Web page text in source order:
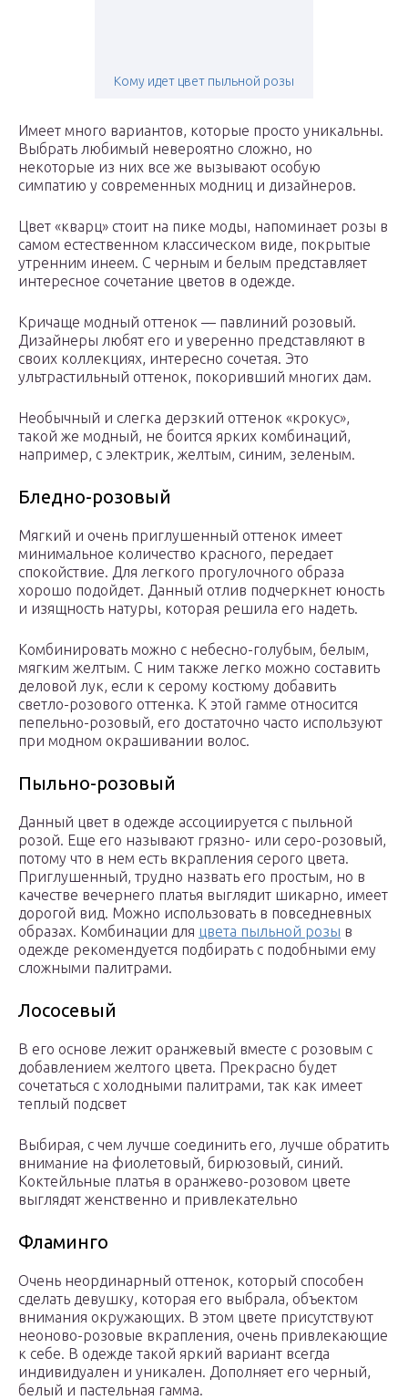
Кому идет цвет пыльной розы
Имеет много вариантов, которые просто уникальны.
Выбрать любимый невероятно сложно, но
некоторые из них все же вызывают особую
симпатию у современных модниц и дизайнеров.
Цвет «кварц» стоит на пике моды, напоминает розы в
самом естественном классическом виде, покрытые
утренним инеем. С черным и белым представляет
интересное сочетание цветов в одежде.
Кричаще модный оттенок — павлиний розовый.
Дизайнеры любят его и уверенно представляют в
своих коллекциях, интересно сочетая. Это
ультрастильный оттенок, покоривший многих дам.
Необычный и слегка дерзкий оттенок «крокус»,
такой же модный, не боится ярких комбинаций,
например, с электрик, желтым, синим, зеленым.
Бледно-розовый
Мягкий и очень приглушенный оттенок имеет
минимальное количество красного, передает
спокойствие. Для легкого прогулочного образа
хорошо подойдет. Данный отлив подчеркнет юность
и изящность натуры, которая решила его надеть.
Комбинировать можно с небесно-голубым, белым,
мягким желтым. С ним также легко можно составить
деловой лук, если к серому костюму добавить
светло-розового оттенка. К этой гамме относится
пепельно-розовый, его достаточно часто используют
при модном окрашивании волос.
Пыльно-розовый
Данный цвет в одежде ассоциируется с пыльной
розой. Еще его называют грязно- или серо-розовый,
потому что в нем есть вкрапления серого цвета.
Приглушенный, трудно назвать его простым, но в
качестве вечернего платья выглядит шикарно, имеет
дорогой вид. Можно использовать в повседневных
образах. Комбинации для цвета пыльной розы в
одежде рекомендуется подбирать с подобными ему
сложными палитрами.
Лососевый
В его основе лежит оранжевый вместе с розовым с
добавлением желтого цвета. Прекрасно будет
сочетаться с холодными палитрами, так как имеет
теплый подсвет
Выбирая, с чем лучше соединить его, лучше обратить
внимание на фиолетовый, бирюзовый, синий.
Коктейльные платья в оранжево-розовом цвете
выглядят женственно и привлекательно
Фламинго
Очень неординарный оттенок, который способен
сделать девушку, которая его выбрала, объектом
внимания окружающих. В этом цвете присутствуют
неоново-розовые вкрапления, очень привлекающие
к себе. В одежде такой яркий вариант всегда
индивидуален и уникален. Дополняет его черный,
белый и пастельная гамма.